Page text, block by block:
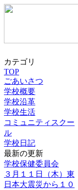
カテゴリ
TOP
ごあいさつ
学校概要
学校沿革
学校生活
コミュニティスクー
ル
学校日記
最新の更新
学校保健委員会
３月１１日（木）東
日本大震災から１０